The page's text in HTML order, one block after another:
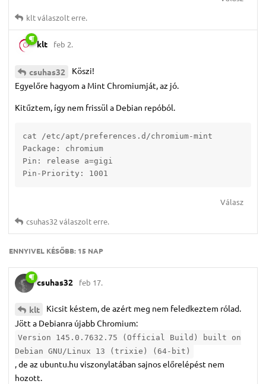
kltválaszolt erre.
klt feb 2.
csuhas32
Köszi!
Egyelőre hagyom a Mint Chromiumját, az jó.
Kitűztem, így nem frissül a Debian repóból.
cat /etc/apt/preferences.d/chromium-mint
Package: chromium
Pin: release a=gigi
Pin-Priority: 1001
Válasz
csuhas32 válaszolt erre.
ENNYIVEL KÉSŐBB: 15 NAP
csuhas32 feb 17.
klt
Kicsit késtem, de azért meg nem feledkeztem rólad.
Jött a Debianra újabb Chromium:
Version 145.0.7632.75 (Official Build) built on
Debian GNU/Linux 13 (trixie) (64-bit)
, de az ubuntu.hu viszonylatában sajnos előrelépést nem
hozott.